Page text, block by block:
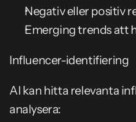
Negativ eller positiv
Emerging trends att
Influencer-identifiering
AI kan hitta relevanta
analysera: